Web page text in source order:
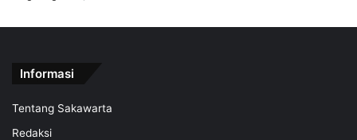
Informasi
Tentang Sakawarta
Redaksi